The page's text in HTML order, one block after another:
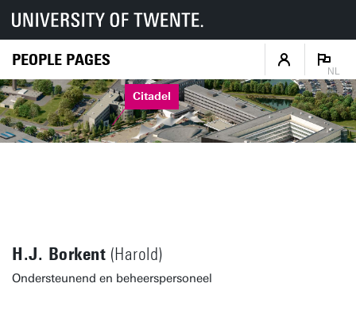
PEOPLE PAGES
NL
Citadel
H.J. Borkent (Harold)
Ondersteunend en beheerspersoneel